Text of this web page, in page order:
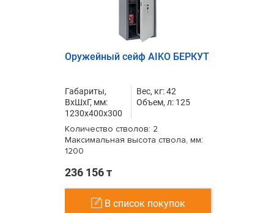
Оружейный сейф AIKO БЕРКУТ
Габариты,
ВxШxГ, мм:
1230x400x300
Вес, кг: 42
Объем, л: 125
Количество стволов: 2
Максимальная высота ствола, мм:
1200
236 156 т
В список покупок